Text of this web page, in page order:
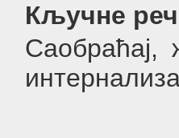
Кључне
Саобраћај,